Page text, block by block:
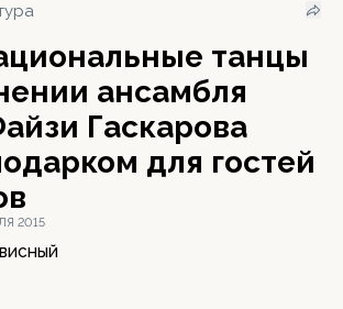
танцы
ансамбля
Гаскарова
для гостей
2015